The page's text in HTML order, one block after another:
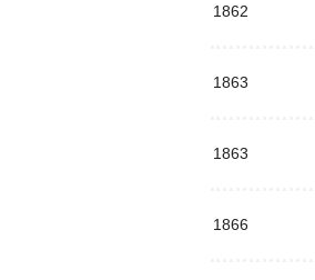
1862
1863
1863
1866